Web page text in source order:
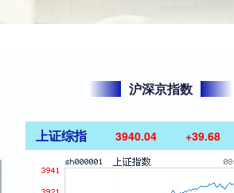
沪深京指数
上证综指 3940.04 +39.68